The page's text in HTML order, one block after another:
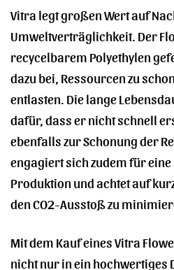
Vitra legt großen Wert auf
Umweltverträglichkeit. Der
recycelbarem Polyethylen
dazu bei, Ressourcen zu
entlasten. Die lange
dafür, dass er nicht schnell
ebenfalls zur Schonung der
engagiert sich zudem für
Produktion und achtet auf
den CO2-Ausstoß zu
Mit dem Kauf eines Vitra
nicht nur in ein hochwertiges